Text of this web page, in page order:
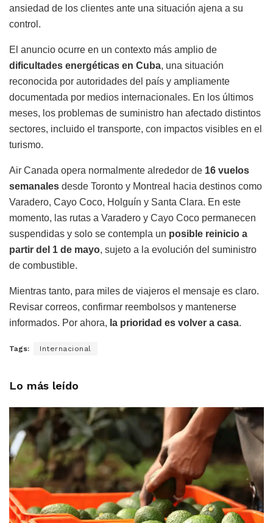
ansiedad de los clientes ante una situación ajena a su
control.
El anuncio ocurre en un contexto más amplio de
dificultades energéticas en Cuba, una situación
reconocida por autoridades del país y ampliamente
documentada por medios internacionales. En los últimos
meses, los problemas de suministro han afectado distintos
sectores, incluido el transporte, con impactos visibles en el
turismo.
Air Canada opera normalmente alrededor de 16 vuelos
semanales desde Toronto y Montreal hacia destinos como
Varadero, Cayo Coco, Holguín y Santa Clara. En este
momento, las rutas a Varadero y Cayo Coco permanecen
suspendidas y solo se contempla un posible reinicio a
partir del 1 de mayo, sujeto a la evolución del suministro
de combustible.
Mientras tanto, para miles de viajeros el mensaje es claro.
Revisar correos, confirmar reembolsos y mantenerse
informados. Por ahora, la prioridad es volver a casa.
Tags: Internacional
Lo más leído